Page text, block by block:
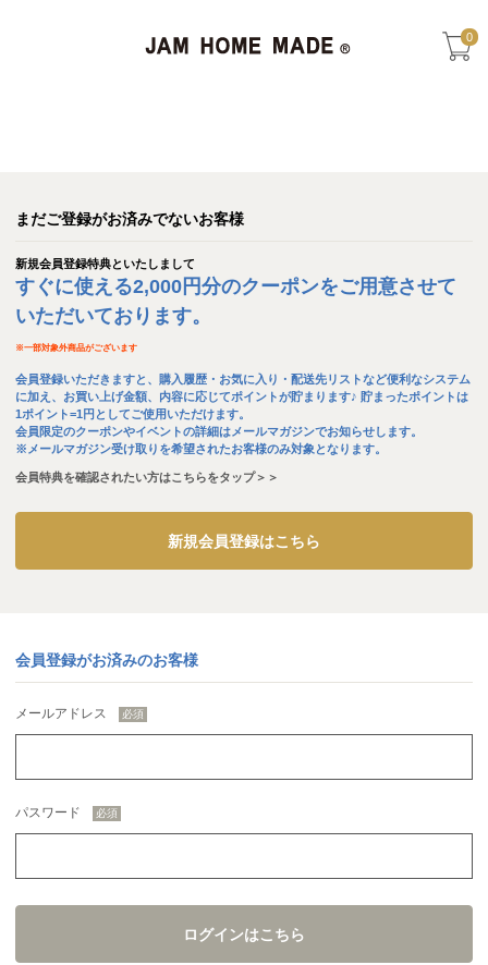
0
まだご登録がお済みでないお客様
新規会員登録特典といたしまして
すぐに使える2,000円分のクーポンをご用意させて
いただいております。
※一部対象外商品がございます
会員登録いただきますと、購入履歴・お気に入り・配送先リストなど便利なシステム
に加え、お買い上げ金額、内容に応じてポイントが貯まります♪ 貯まったポイントは
1ポイント=1円としてご使用いただけます。
会員限定のクーポンやイベントの詳細はメールマガジンでお知らせします。
※メールマガジン受け取りを希望されたお客様のみ対象となります。
会員特典を確認されたい方はこちらをタップ＞＞
新規会員登録はこちら
会員登録がお済みのお客様
メールアドレス
パスワード
ログインはこちら